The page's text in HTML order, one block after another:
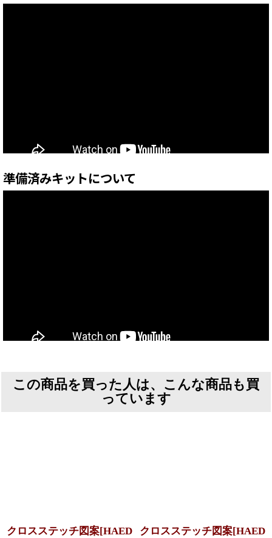
準備済みキットについて
この商品を買った人は、こんな商品も買
っています
クロスステッチ図案[HAED
クロスステッチ図案[HAED